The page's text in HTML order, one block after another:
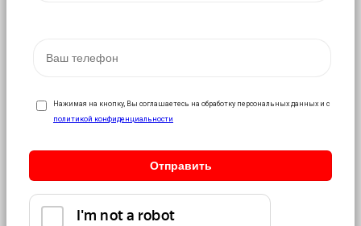
Нажимая на кнопку, Вы соглашаетесь на обработку персональных данных и с
политикой конфиденциальности